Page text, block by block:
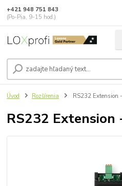
+421 948 751 843
(Po-Pia, 9-15 hod.)
Úvod Rozšírenia RS232 Extension
RS232